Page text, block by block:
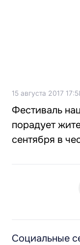
15 августа 2017
Фестиваль
порадует
сентября в
Социальные